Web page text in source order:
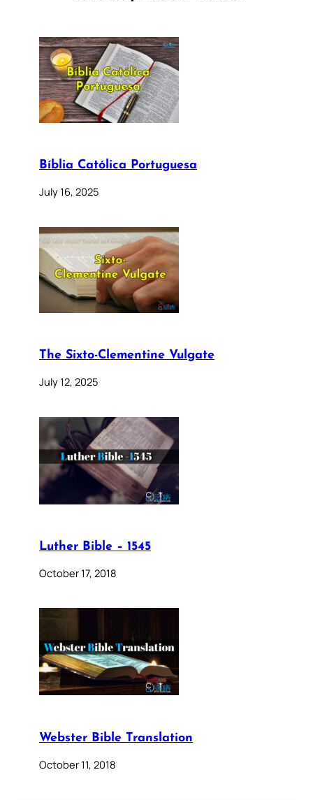
Bíblia Católica Portuguesa
July 16, 2025
The Sixto-Clementine Vulgate
July 12, 2025
Luther Bible – 1545
October 17, 2018
Webster Bible Translation
October 11, 2018